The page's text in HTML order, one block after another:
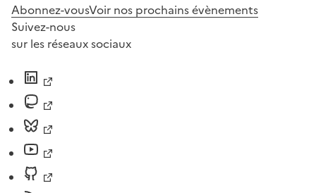
Abonnez-vousVoir nos prochains évènements
Suivez-nous
sur les réseaux sociaux